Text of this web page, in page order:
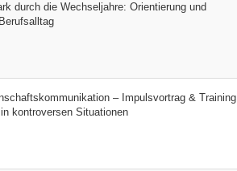
durch die Wechseljahre: Orientierung und
– Impulsvortrag & Training
kontroversen Situationen